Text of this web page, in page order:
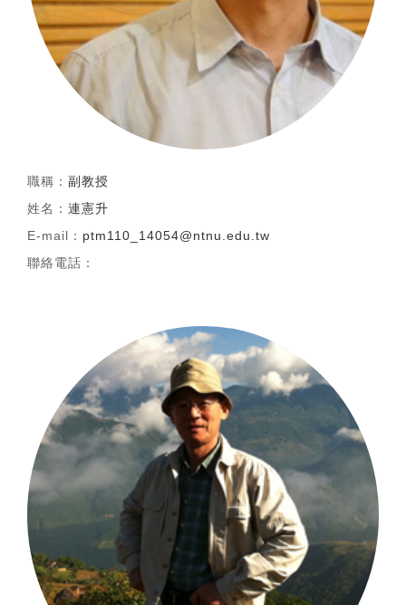
職稱： 副教授
姓名： 連憲升
E-mail： ptm110_14054@ntnu.edu.tw
聯絡電話：